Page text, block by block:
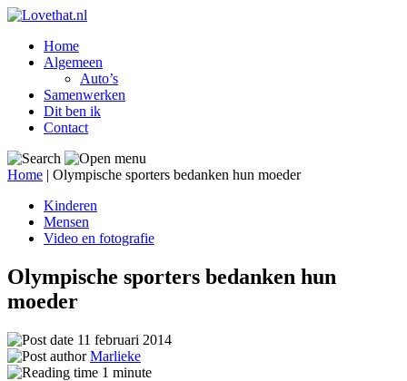
Home
Algemeen
Auto’s
Samenwerken
Dit ben ik
Contact
Home | Olympische sporters bedanken hun moeder
Kinderen
Mensen
Video en fotografie
Olympische sporters bedanken hun
moeder
11 februari 2014
Marlieke
1 minute